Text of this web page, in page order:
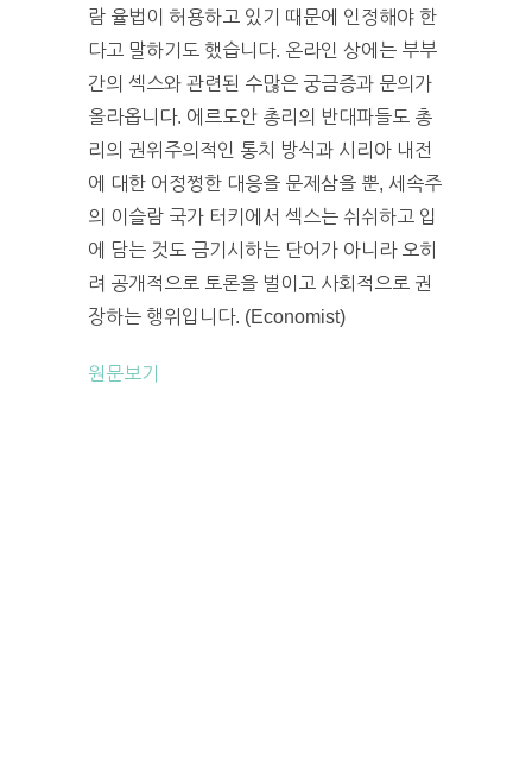
람 율법이 허용하고 있기 때문에 인정해야 한
다고 말하기도 했습니다. 온라인 상에는 부부
간의 섹스와 관련된 수많은 궁금증과 문의가
올라옵니다. 에르도안 총리의 반대파들도 총
리의 권위주의적인 통치 방식과 시리아 내전
에 대한 어정쩡한 대응을 문제삼을 뿐, 세속주
의 이슬람 국가 터키에서 섹스는 쉬쉬하고 입
에 담는 것도 금기시하는 단어가 아니라 오히
려 공개적으로 토론을 벌이고 사회적으로 권
장하는 행위입니다. (Economist)
원문보기